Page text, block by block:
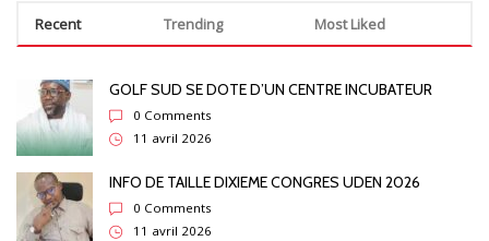
Recent Trending Most Liked
GOLF SUD SE DOTE D’UN CENTRE INCUBATEUR
0 Comments
11 avril 2026
INFO DE TAILLE DIXIEME CONGRES UDEN 2026
0 Comments
11 avril 2026